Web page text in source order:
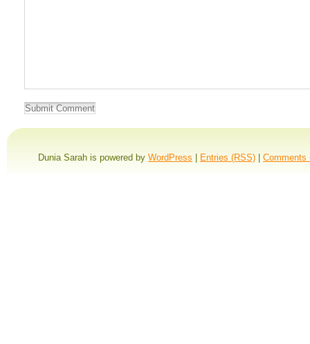
Dunia Sarah is powered by WordPress | Entries (RSS) | Comments